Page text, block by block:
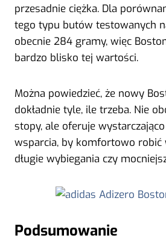
przesadnie ciężka. Dla
tego typu butów testowanych
obecnie 284 gramy, więc
bardzo blisko tej wartości.
Można powiedzieć, że nowy
dokładnie tyle, ile trzeba. Nie
stopy, ale oferuje
wsparcia, by komfortowo
długie wybiegania czy
Podsumowanie